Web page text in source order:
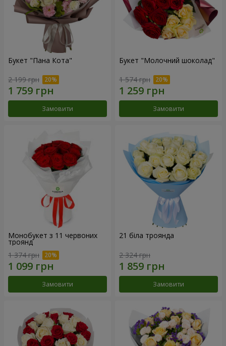
Букет "Пана Кота"
2 199 грн
Замовити
Букет "Молочний шоколад"
1 574 грн
Замовити
Монобукет з 11 червоних
троянд
1 374 грн
Замовити
21 біла троянда
2 324 грн
Замовити